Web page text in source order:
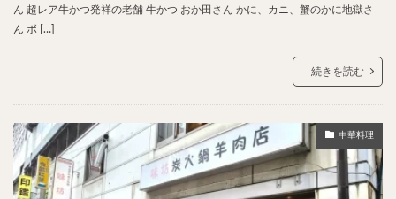
ん 超レア牛かつ発祥の老舗 牛かつ おか田さん かに、カニ、蟹のかに地獄さ
ん ボ […]
続きを読む
中華料理